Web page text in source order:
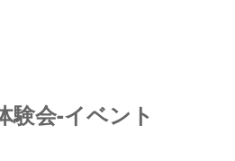
験会-イベント